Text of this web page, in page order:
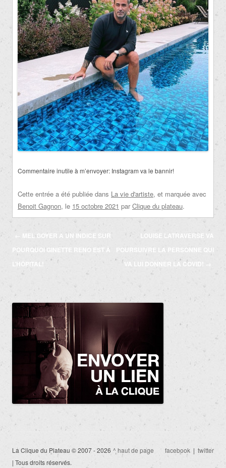
Commentaire inutile à m’envoyer: Instagram va le bannir!
Cette entrée a été publiée dans La vie d'artiste, et marquée avec
Benoit Gagnon, le 15 octobre 2021 par Clique du plateau.
Navigation
des
articles
←
MEL GOYER A UN INDICE SUR
POURQUOI GINETTE RENO EST À
L’HÔPITAL!
LOUISE LATRAVERSE VA
POURSUIVRE LA PERSONNE QUI
VA LUI DONNER LA COVID!
→
La Clique du Plateau © 2007 - 2026
| Tous droits réservés.
^ haut de page facebook | twitter